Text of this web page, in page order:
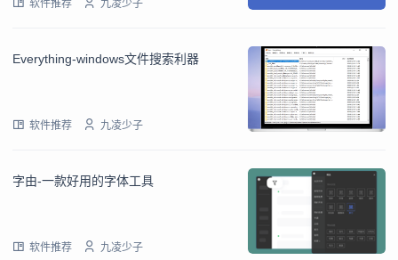
软件推荐 九凌少子
Everything-windows文件搜索利器
软件推荐 九凌少子
字由-一款好用的字体工具
软件推荐 九凌少子